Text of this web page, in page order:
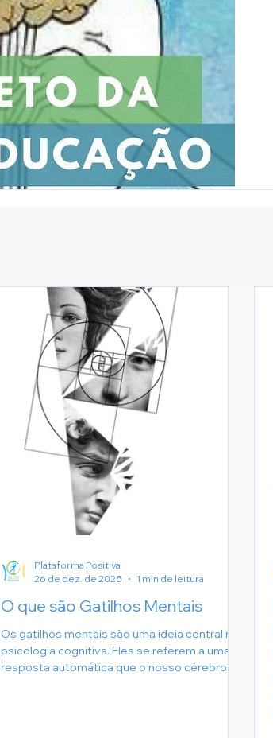
O que são Gatilhos Mentais
Os gatilhos mentais são uma ideia central na
psicologia cognitiva. Eles se referem a uma
resposta automática que o nosso cérebro
Plataforma Positiva
26 de dez. de 2025
1 min de leitura